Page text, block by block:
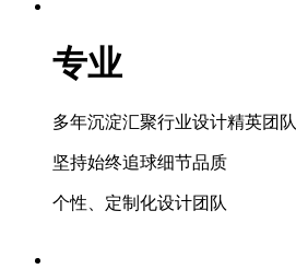
专业
多年沉淀汇聚行业设计精英团队
坚持始终追球细节品质
个性、定制化设计团队